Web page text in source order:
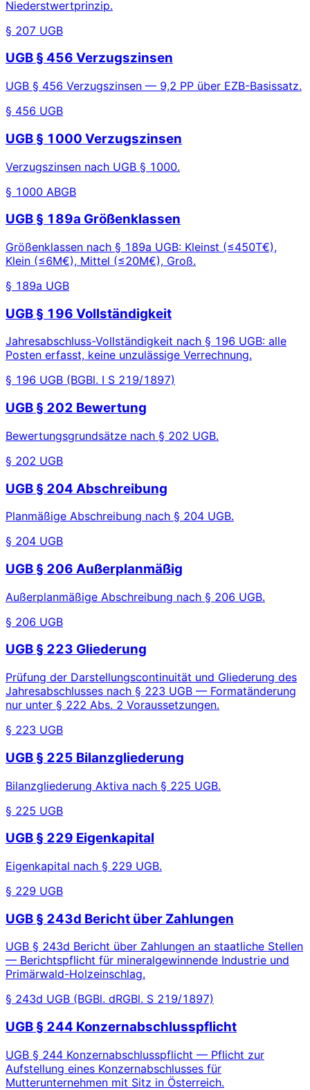
Niederstwertprinzip.
§ 207 UGB
UGB § 456 Verzugszinsen
UGB § 456 Verzugszinsen — 9,2 PP über EZB-Basissatz.
§ 456 UGB
UGB § 1000 Verzugszinsen
Verzugszinsen nach UGB § 1000.
§ 1000 ABGB
UGB § 189a Größenklassen
Größenklassen nach § 189a UGB: Kleinst (≤450T€),
Klein (≤6M€), Mittel (≤20M€), Groß.
§ 189a UGB
UGB § 196 Vollständigkeit
Jahresabschluss-Vollständigkeit nach § 196 UGB: alle
Posten erfasst, keine unzulässige Verrechnung.
§ 196 UGB (BGBl. I S 219/1897)
UGB § 202 Bewertung
Bewertungsgrundsätze nach § 202 UGB.
§ 202 UGB
UGB § 204 Abschreibung
Planmäßige Abschreibung nach § 204 UGB.
§ 204 UGB
UGB § 206 Außerplanmäßig
Außerplanmäßige Abschreibung nach § 206 UGB.
§ 206 UGB
UGB § 223 Gliederung
Prüfung der Darstellungscontinuität und Gliederung des
Jahresabschlusses nach § 223 UGB — Formatänderung
nur unter § 222 Abs. 2 Voraussetzungen.
§ 223 UGB
UGB § 225 Bilanzgliederung
Bilanzgliederung Aktiva nach § 225 UGB.
§ 225 UGB
UGB § 229 Eigenkapital
Eigenkapital nach § 229 UGB.
§ 229 UGB
UGB § 243d Bericht über Zahlungen
UGB § 243d Bericht über Zahlungen an staatliche Stellen
— Berichtspflicht für mineralgewinnende Industrie und
Primärwald-Holzeinschlag.
§ 243d UGB (BGBl. dRGBl. S 219/1897)
UGB § 244 Konzernabschlusspflicht
UGB § 244 Konzernabschlusspflicht — Pflicht zur
Aufstellung eines Konzernabschlusses für
Mutterunternehmen mit Sitz in Österreich.